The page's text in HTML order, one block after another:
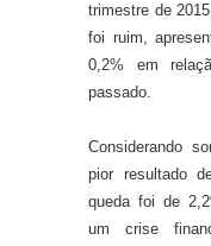
trimestre de
foi ruim,
0,2% em
passado.
Considerando
pior resultado
queda foi de
um crise